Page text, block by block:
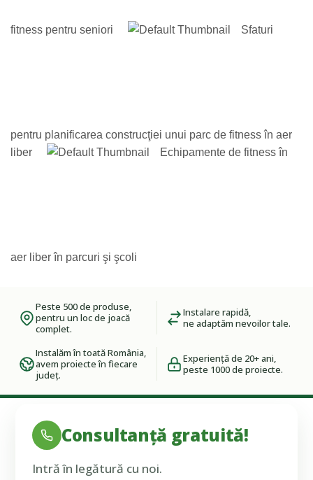
fitness pentru seniori Sfaturi
pentru planificarea construcţiei unui parc de fitness în aer
liber
Echipamente de fitness în
aer liber în parcuri şi şcoli
Peste 500 de produse,
pentru un loc de joacă
complet.
Instalare rapidă,
ne adaptăm nevoilor tale.
Instalăm în toată România,
avem proiecte în fiecare
județ.
Experiență de 20+ ani,
peste 1000 de proiecte.
Consultanță gratuită!
Intră în legătură cu noi.